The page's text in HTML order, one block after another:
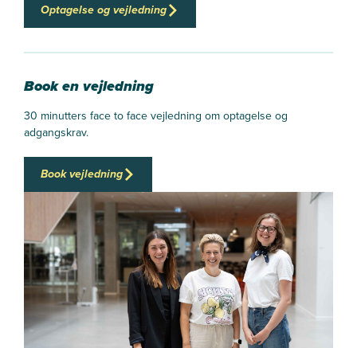
Optagelse og vejledning
Book en vejledning
30 minutters face to face vejledning om optagelse og
adgangskrav.
Book vejledning